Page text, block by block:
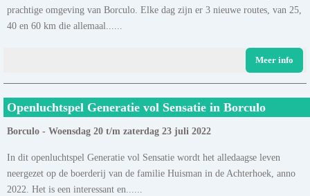
prachtige omgeving van Borculo. Elke dag zijn er 3 nieuwe routes, van 25,
40 en 60 km die allemaal......
Meer info
Openluchtspel Generatie vol Sensatie in Borculo
Borculo - Woensdag 20 t/m zaterdag 23 juli 2022
In dit openluchtspel Generatie vol Sensatie wordt het alledaagse leven
neergezet op de boerderij van de familie Huisman in de Achterhoek, anno
2022. Het is een interessant en......